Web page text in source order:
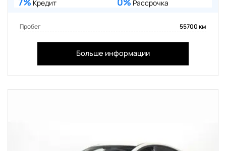
Кредит Рассрочка
Пробег 55700 км
Больше информации